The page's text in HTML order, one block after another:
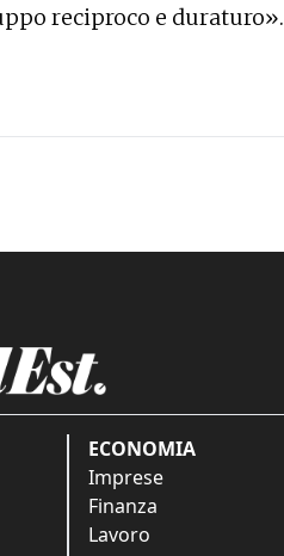
reciproco e duraturo».
ECONOMIA
Imprese
Finanza
Lavoro